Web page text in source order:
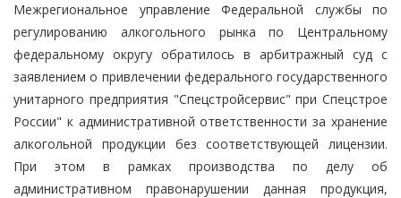
Межрегиональное управление Федеральной службы по
регулированию алкогольного рынка по Центральному
федеральному округу обратилось в арбитражный суд с
заявлением о привлечении федерального государственного
унитарного предприятия "Спецстройсервис" при Спецстрое
России" к административной ответственности за хранение
алкогольной продукции без соответствующей лицензии.
При этом в рамках производства по делу об
административном правонарушении данная продукция,